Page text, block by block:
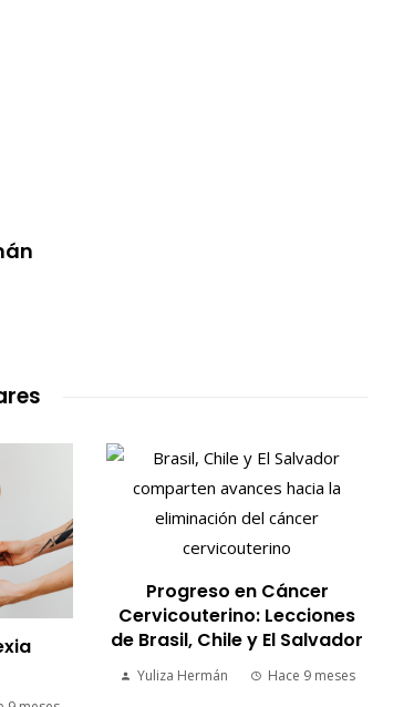
Progreso en Cáncer
Cervicouterino: Lecciones
de Brasil, Chile y El Salvador
Yuliza Hermán Hace 9 meses